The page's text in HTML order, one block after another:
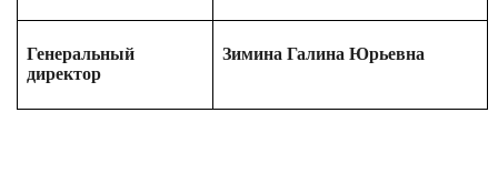
Генеральный
директор
Зимина Галина Юрьевна